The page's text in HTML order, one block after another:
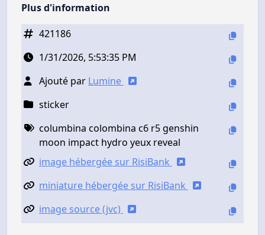
Plus d'information
421186
1/31/2026, 5:53:35 PM
Ajouté par Lumine
sticker
columbina colombina c6 r5 genshin
moon impact hydro yeux reveal
image hébergée sur RisiBank
miniature hébergée sur RisiBank
image source (jvc)